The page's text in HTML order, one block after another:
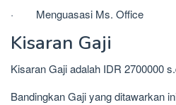
· Menguasasi Ms. Office
Kisaran Gaji
Kisaran Gaji adalah IDR 2700000
Bandingkan Gaji yang ditawarkan